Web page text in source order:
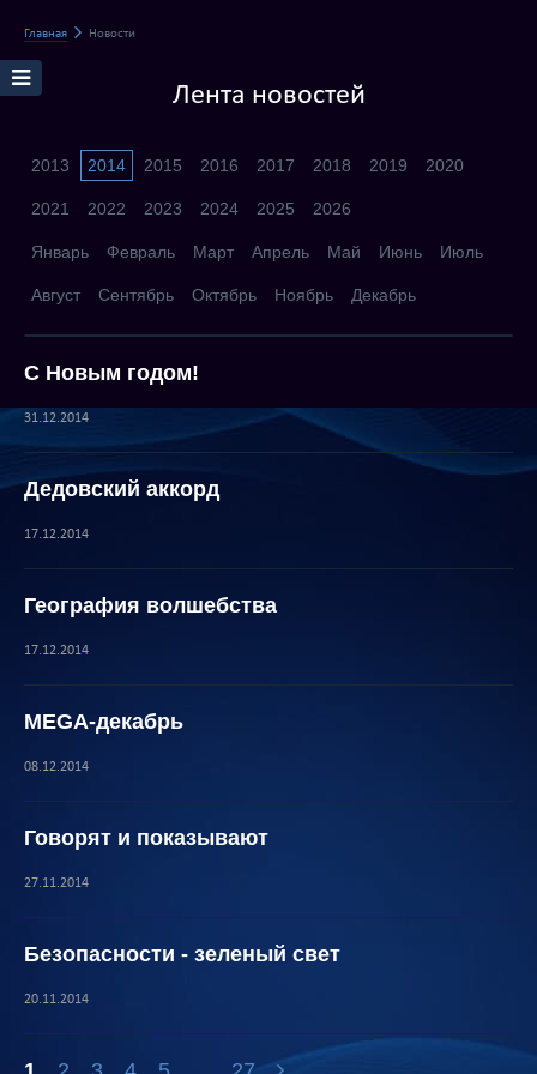
Главная Новости
Лента новостей
2013 2014 2015 2016 2017 2018 2019 2020
2021 2022 2023 2024 2025 2026
Январь Февраль Март Апрель Май Июнь Июль
Август Сентябрь Октябрь Ноябрь Декабрь
С Новым годом!
31.12.2014
Дедовский аккорд
17.12.2014
География волшебства
17.12.2014
MEGA-декабрь
08.12.2014
Говорят и показывают
27.11.2014
Безопасности - зеленый свет
20.11.2014